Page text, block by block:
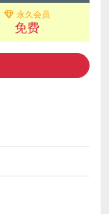
永久会员
免费